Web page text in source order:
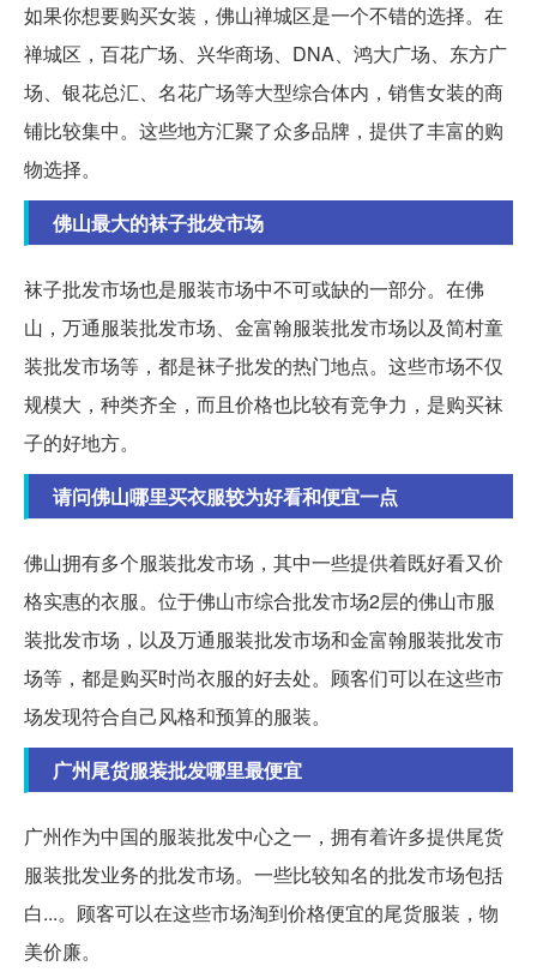
如果你想要购买女装，佛山禅城区是一个不错的选择。在
禅城区，百花广场、兴华商场、DNA、鸿大广场、东方广
场、银花总汇、名花广场等大型综合体内，销售女装的商
铺比较集中。这些地方汇聚了众多品牌，提供了丰富的购
物选择。
佛山最大的袜子批发市场
袜子批发市场也是服装市场中不可或缺的一部分。在佛
山，万通服装批发市场、金富翰服装批发市场以及简村童
装批发市场等，都是袜子批发的热门地点。这些市场不仅
规模大，种类齐全，而且价格也比较有竞争力，是购买袜
子的好地方。
请问佛山哪里买衣服较为好看和便宜一点
佛山拥有多个服装批发市场，其中一些提供着既好看又价
格实惠的衣服。位于佛山市综合批发市场2层的佛山市服
装批发市场，以及万通服装批发市场和金富翰服装批发市
场等，都是购买时尚衣服的好去处。顾客们可以在这些市
场发现符合自己风格和预算的服装。
广州尾货服装批发哪里最便宜
广州作为中国的服装批发中心之一，拥有着许多提供尾货
服装批发业务的批发市场。一些比较知名的批发市场包括
白...。顾客可以在这些市场淘到价格便宜的尾货服装，物
美价廉。